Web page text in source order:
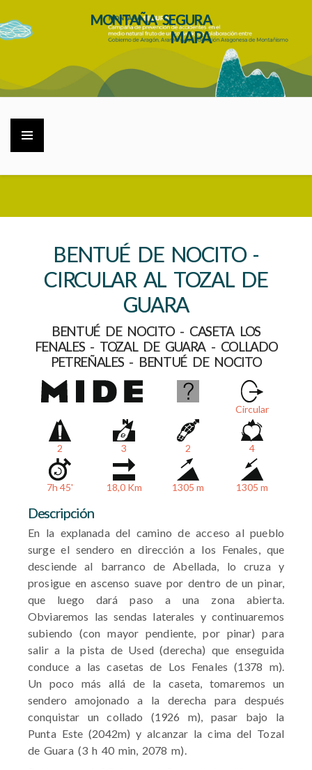
MONTAÑA SEGURA
MAPA
BENTUÉ DE NOCITO -
CIRCULAR AL TOZAL DE
GUARA
BENTUÉ DE NOCITO - CASETA LOS
FENALES - TOZAL DE GUARA - COLLADO
PETREÑALES - BENTUÉ DE NOCITO
Circular
2 3 2 4
7h 45' 18,0 Km 1305 m 1305 m
Descripción
En la explanada del camino de acceso al pueblo
surge el sendero en dirección a los Fenales, que
desciende al barranco de Abellada, lo cruza y
prosigue en ascenso suave por dentro de un pinar,
que luego dará paso a una zona abierta.
Obviaremos las sendas laterales y continuaremos
subiendo (con mayor pendiente, por pinar) para
salir a la pista de Used (derecha) que enseguida
conduce a las casetas de Los Fenales (1378 m).
Un poco más allá de la caseta, tomaremos un
sendero amojonado a la derecha para después
conquistar un collado (1926 m), pasar bajo la
Punta Este (2042m) y alcanzar la cima del Tozal
de Guara (3 h 40 min, 2078 m).